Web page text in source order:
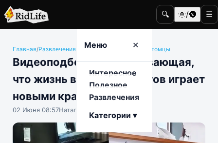
🔍 🌞/🌚 ☰
Меню ✕
Интересное
Полезное
Развлечения
Категории ▾
Главная/Развлечения Животные и домашние питомцы
Видеоподборка, доказывающая,
что жизнь в компании котов играет
новыми красками
02 Июня 08:57Наталья Герасимова